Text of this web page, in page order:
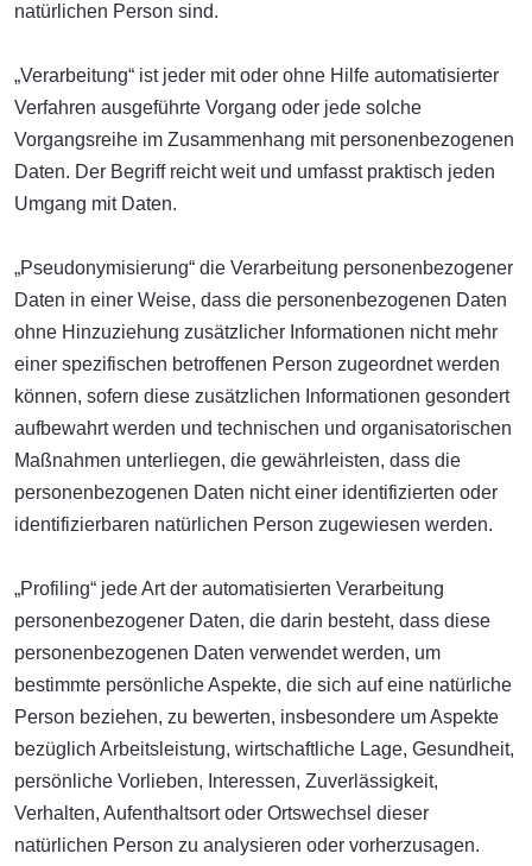
natürlichen Person sind.
„Verarbeitung“ ist jeder mit oder ohne Hilfe automatisierter
Verfahren ausgeführte Vorgang oder jede solche
Vorgangsreihe im Zusammenhang mit personenbezogenen
Daten. Der Begriff reicht weit und umfasst praktisch jeden
Umgang mit Daten.
„Pseudonymisierung“ die Verarbeitung personenbezogener
Daten in einer Weise, dass die personenbezogenen Daten
ohne Hinzuziehung zusätzlicher Informationen nicht mehr
einer spezifischen betroffenen Person zugeordnet werden
können, sofern diese zusätzlichen Informationen gesondert
aufbewahrt werden und technischen und organisatorischen
Maßnahmen unterliegen, die gewährleisten, dass die
personenbezogenen Daten nicht einer identifizierten oder
identifizierbaren natürlichen Person zugewiesen werden.
„Profiling“ jede Art der automatisierten Verarbeitung
personenbezogener Daten, die darin besteht, dass diese
personenbezogenen Daten verwendet werden, um
bestimmte persönliche Aspekte, die sich auf eine natürliche
Person beziehen, zu bewerten, insbesondere um Aspekte
bezüglich Arbeitsleistung, wirtschaftliche Lage, Gesundheit,
persönliche Vorlieben, Interessen, Zuverlässigkeit,
Verhalten, Aufenthaltsort oder Ortswechsel dieser
natürlichen Person zu analysieren oder vorherzusagen.